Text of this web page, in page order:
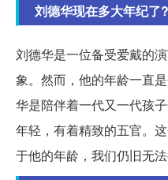
刘德华现在多大年纪了?
刘德华是一位备受爱戴的
象。然而，他的年龄一直
华是陪伴着一代又一代孩
年轻，有着精致的五官。
于他的年龄，我们仍旧无法